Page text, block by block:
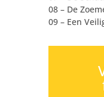
08 – De
09 – Een